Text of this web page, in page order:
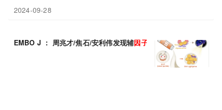
2024-09-28
EMBO J ： 周兆才/焦石/安利伟发现辅因子 介导的基因转录抑制